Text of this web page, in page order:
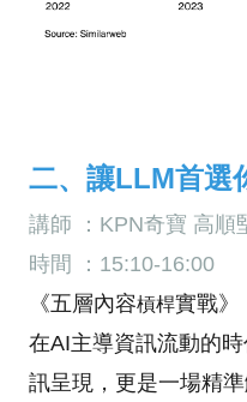
二、讓LLM首選
講師 ：KPN奇寶 高順
時間 ：15:10-16:00
《五層內容槓桿實戰》
在AI主導資訊流動的
訊呈現，更是一場精